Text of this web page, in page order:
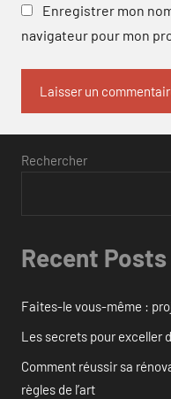
Enregistrer mon
navigateur pour mon
Rechercher
Recent Posts
Faites-le vous-même :
Les secrets pour exceller
Comment réussir sa
règles de l’art